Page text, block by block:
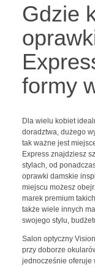
Gdzie
formy
Dla wielu kobiet
doradztwa, dużego
tak ważne jest
Express znajdziesz
stylach, od
oprawki damskie
miejscu możesz
marek premium
także wiele innych
swojego stylu,
Salon optyczny
przy doborze
jednocześnie oferuje